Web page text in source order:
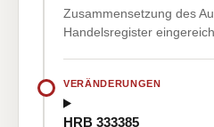
Zusammensetzung des
Handelsregister
VERÄNDERUNGEN
HRB 333385